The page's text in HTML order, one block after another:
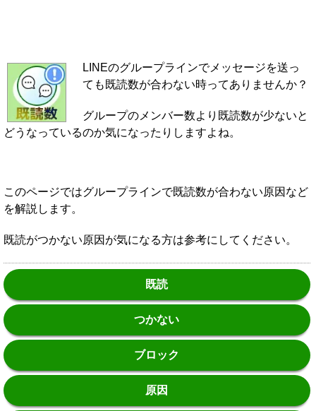
LINEのグループラインでメッセージを送っ
ても既読数が合わない時ってありませんか？
グループのメンバー数より既読数が少ないと
どうなっているのか気になったりしますよね。
このページではグループラインで既読数が合わない原因など
を解説します。
既読がつかない原因が気になる方は参考にしてください。
既読
つかない
ブロック
原因